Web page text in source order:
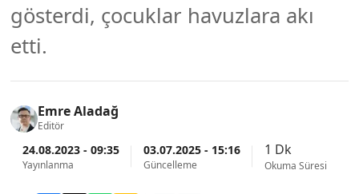
gösterdi, çocuklar havuzlara akı
etti.
Emre Aladağ
Editör
24.08.2023 - 09:35
Yayınlanma
03.07.2025 - 15:16
Güncelleme
1 Dk
Okuma Süresi